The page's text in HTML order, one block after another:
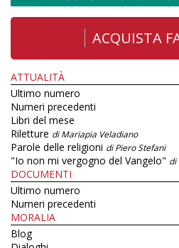
ACQUISTA
ATTUALITÀ
Ultimo numero
Numeri precedenti
Libri del mese
Riletture di Mariapia Veladiano
Parole delle religioni di Piero Stefani
"Io non mi vergogno del Vangelo" di
DOCUMENTI
Ultimo numero
Numeri precedenti
MORALIA
Blog